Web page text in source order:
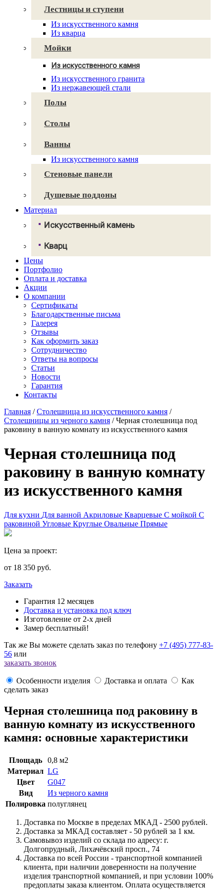
Plaza Stone
Caesarstone
Cambria
Technistone
Avant Quartz
Лестницы и ступени
Из искусственного камня
Из кварца
Мойки
Из искусственного камня
Для кухни
Для ванной
Из искусственного гранита
Из нержавеющей стали
Полы
Столы
Ванны
Из искусственного камня
Стеновые панели
Душевые поддоны
Материал
Искусственный камень
NeoMarm
Хай-макс
Старон
Ханекс
Акрилика
Кориан
Монтелли
Тристоун
Кварц
СмартКварц
Цезарьстоун
Викостон
Технистон
Камбрия
Плазастон
Цены
Портфолио
Оплата и доставка
Акции
О компании
Сертификаты
Благодарственные письма
Галерея
Отзывы
Как оформить заказ
Сотрудничество
Ответы на вопросы
Статьи
Новости
Гарантия
Контакты
Главная /Столешница из искусственного камня /
Столешницы из черного камня /Черная столешница под
раковину в ванную комнату из искусственного камня
Черная столешница под
раковину в ванную комнату
из искусственного камня
Для кухни Для ванной Акриловые Кварцевые С мойкой С
раковиной Угловые Круглые Овальные Прямые
Цена за проект:
от 18 350 руб.
Заказать
Гарантия 12 месяцев
Доставка и установка под ключ
Изготовление от 2-х дней
Замер бесплатный!
Так же Вы можете сделать заказ по телефону +7 (495) 777-83-
56 или
заказать звонок
Особенности изделия Доставка и оплата
Как
сделать заказ
Черная столешница под раковину в
ванную комнату из искусственного
камня: основные характеристики
Площадь
0,8 м2
Материал LG
Цвет
G047
Вид
Из черного камня
Полировка полуглянец
Доставка по Москве в пределах МКАД - 2500 рублей.
Доставка за МКАД составляет - 50 рублей за 1 км.
Самовывоз изделий со склада по адресу: г.
Долгопрудный, Лихачёвский просп., 74
Доставка по всей России - транспортной компанией
клиента, при наличии доверенности на получение
изделия транспортной компанией, и при условии 100%
предоплаты заказа клиентом. Оплата осуществляется